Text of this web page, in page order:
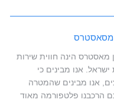
מסאסטרס
הינה חווית שירות
אנו מבינים כי
אנו מבינים שהמטרה
הרכבנו פלטפורמה מאוד